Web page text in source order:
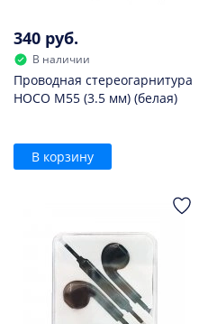
340 руб.
В наличии
Проводная стереогарнитура
HOCO M55 (3.5 мм) (белая)
В корзину